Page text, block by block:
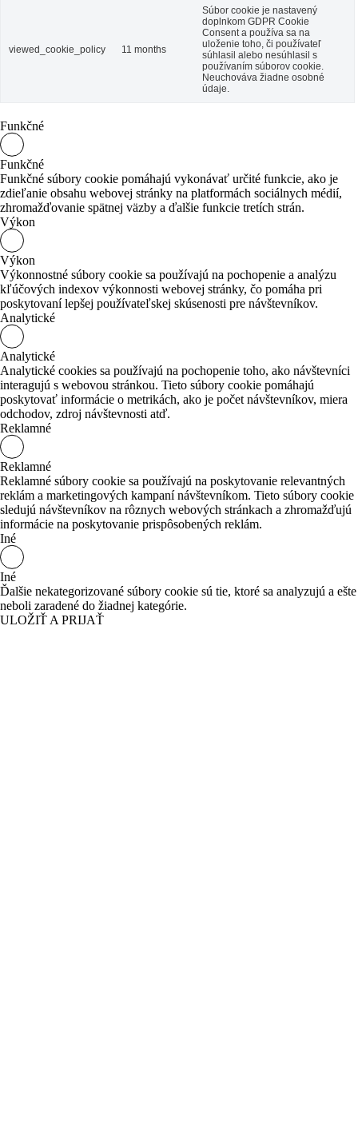
viewed_cookie_policy 11 months
Súbor cookie je nastavený
doplnkom GDPR Cookie
Consent a používa sa na
uloženie toho, či používateľ
súhlasil alebo nesúhlasil s
používaním súborov cookie.
Neuchováva žiadne osobné
údaje.
Funkčné
Funkčné
Funkčné súbory cookie pomáhajú vykonávať určité funkcie, ako je
zdieľanie obsahu webovej stránky na platformách sociálnych médií,
zhromažďovanie spätnej väzby a ďalšie funkcie tretích strán.
Výkon
Výkon
Výkonnostné súbory cookie sa používajú na pochopenie a analýzu
kľúčových indexov výkonnosti webovej stránky, čo pomáha pri
poskytovaní lepšej používateľskej skúsenosti pre návštevníkov.
Analytické
Analytické
Analytické cookies sa používajú na pochopenie toho, ako návštevníci
interagujú s webovou stránkou. Tieto súbory cookie pomáhajú
poskytovať informácie o metrikách, ako je počet návštevníkov, miera
odchodov, zdroj návštevnosti atď.
Reklamné
Reklamné
Reklamné súbory cookie sa používajú na poskytovanie relevantných
reklám a marketingových kampaní návštevníkom. Tieto súbory cookie
sledujú návštevníkov na rôznych webových stránkach a zhromažďujú
informácie na poskytovanie prispôsobených reklám.
Iné
Iné
Ďalšie nekategorizované súbory cookie sú tie, ktoré sa analyzujú a ešte
neboli zaradené do žiadnej kategórie.
ULOŽIŤ A PRIJAŤ